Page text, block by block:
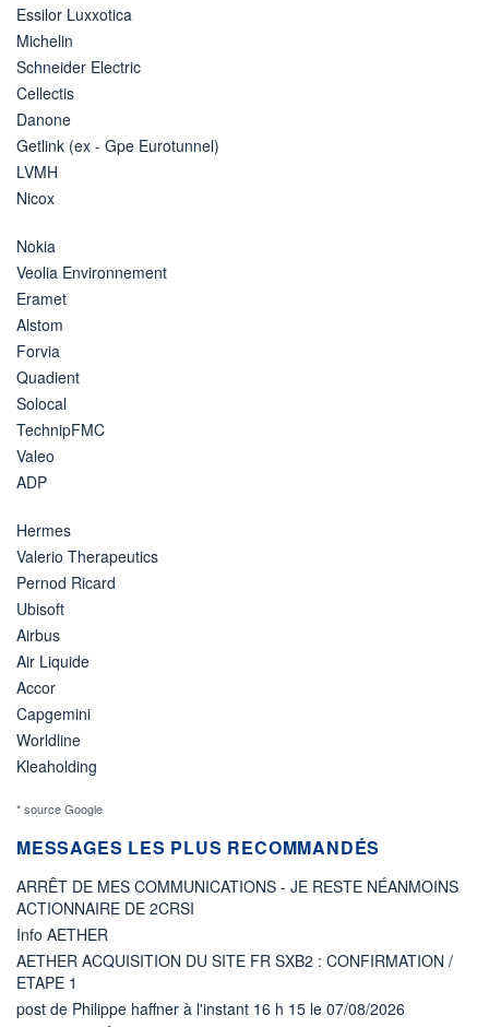
Essilor Luxxotica
Michelin
Schneider Electric
Cellectis
Danone
Getlink (ex - Gpe Eurotunnel)
LVMH
Nicox
Nokia
Veolia Environnement
Eramet
Alstom
Forvia
Quadient
Solocal
TechnipFMC
Valeo
ADP
Hermes
Valerio Therapeutics
Pernod Ricard
Ubisoft
Airbus
Air Liquide
Accor
Capgemini
Worldline
Kleaholding
* source Google
MESSAGES LES PLUS RECOMMANDÉS
ARRÊT DE MES COMMUNICATIONS - JE RESTE NÉANMOINS
ACTIONNAIRE DE 2CRSI
Info AETHER
AETHER ACQUISITION DU SITE FR SXB2 : CONFIRMATION /
ETAPE 1
post de Philippe haffner à l'instant 16 h 15 le 07/08/2026